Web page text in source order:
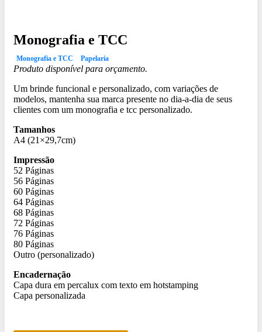
Monografia e TCC
Monografia e TCC Papelaria
Produto disponível para orçamento.
Um brinde funcional e personalizado, com variações de
modelos, mantenha sua marca presente no dia-a-dia de seus
clientes com um monografia e tcc personalizado.
Tamanhos
A4 (21×29,7cm)
Impressão
52 Páginas
56 Páginas
60 Páginas
64 Páginas
68 Páginas
72 Páginas
76 Páginas
80 Páginas
Outro (personalizado)
Encadernação
Capa dura em percalux com texto em hotstamping
Capa personalizada